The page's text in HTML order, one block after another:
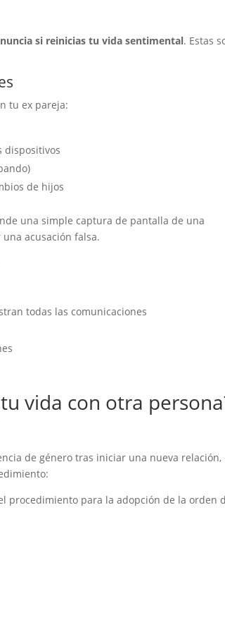
si reinicias tu vida sentimental. Estas
tu ex pareja:
dispositivos
de hijos
una simple captura de pantalla de una
acusación falsa.
todas las comunicaciones
vida con otra
de género tras iniciar una nueva relación,
procedimiento para la adopción de la orden